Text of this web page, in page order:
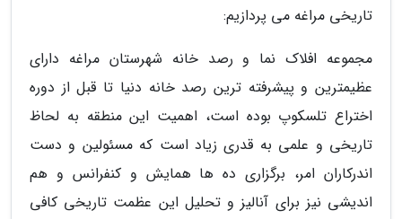
تاریخی مراغه می پردازیم:
مجموعه افلاک نما و رصد خانه شهرستان مراغه دارای
عظیمترین و پیشرفته ترین رصد خانه دنیا تا قبل از دوره
اختراع تلسکوپ بوده است، اهمیت این منطقه به لحاظ
تاریخی و علمی به قدری زیاد است که مسئولین و دست
اندرکاران امر، برگزاری ده ها همایش و کنفرانس و هم
اندیشی نیز برای آنالیز و تحلیل این عظمت تاریخی کافی